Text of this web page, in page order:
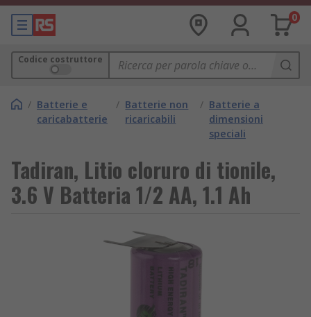
0
Codice costruttore
/ Batterie e
caricabatterie
/ Batterie non
ricaricabili
/ Batterie a
dimensioni
speciali
Tadiran, Litio cloruro di tionile,
3.6 V Batteria 1/2 AA, 1.1 Ah